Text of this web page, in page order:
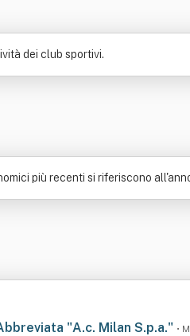
dei club sportivi.
più recenti si riferiscono
"A.c. Milan S.p.a." •